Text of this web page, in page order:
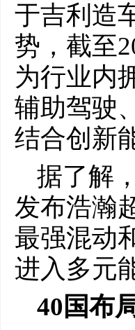
于吉利造
势，截至
为行业内
辅助驾驶
结合创新
据了解
发布浩瀚
最强混动
进入多元
40国布